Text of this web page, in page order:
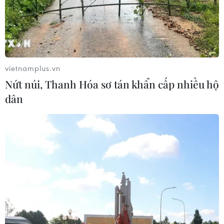
03/08/2026 13:04
Xem trực tiếp Indonesia-Việt Nam tại
ASEAN Cup 2026 trên kênh nào?
03/08/2026 09:21
Đội tuyển Việt Nam đặt mục
tiêu 3 điểm, cảnh báo Indonesia
trước giờ G
ASEAN Cup 2026: Indonesia tổn thất
lực lượng trước trận quyết đấu tuyển
Việt Nam
vietnamplus.vn
Nứt núi, Thanh Hóa sơ tán khẩn cấp nhiều hộ
dân